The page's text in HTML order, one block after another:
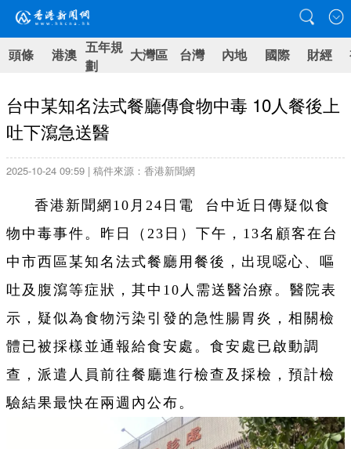
頭條 港澳 五年規
劃
大灣區 台灣 內地 國際 財經
台中某知名法式餐廳傳食物中毒 10人餐後上
吐下瀉急送醫
2025-10-24 09:59 | 稿件來源：香港新聞網
香港新聞網10月24日電 台中近日傳疑似食
物中毒事件。昨日（23日）下午，13名顧客在台
中市西區某知名法式餐廳用餐後，出現噁心、嘔
吐及腹瀉等症狀，其中10人需送醫治療。醫院表
示，疑似為食物污染引發的急性腸胃炎，相關檢
體已被採樣並通報給食安處。食安處已啟動調
查，派遣人員前往餐廳進行檢查及採檢，預計檢
驗結果最快在兩週內公布。